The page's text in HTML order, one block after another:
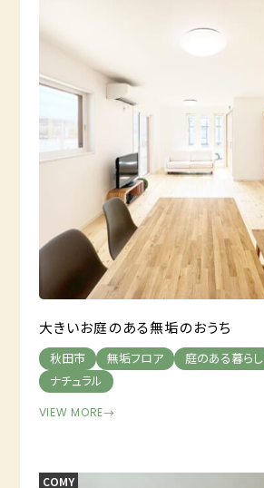
大きいお庭のある無垢のおうち
秋田市 無垢フロア 庭のある暮らし
ナチュラル
VIEW MORE→
COMY